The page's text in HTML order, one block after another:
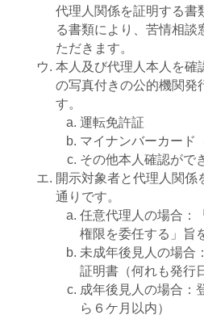
代理人関係を証明する書
る書類により、苦情相談
ただきます。
本人及び代理人本人を確
の写真付きの公的機関発
す。
運転免許証
マイナンバーカード
その他本人確認がで
開示対象者と代理人関係
通りです。
任意代理人の場合：
権限を委任する」旨
未成年後見人の場合
証明書（何れも発行
成年後見人の場合：
ら６ケ月以内）